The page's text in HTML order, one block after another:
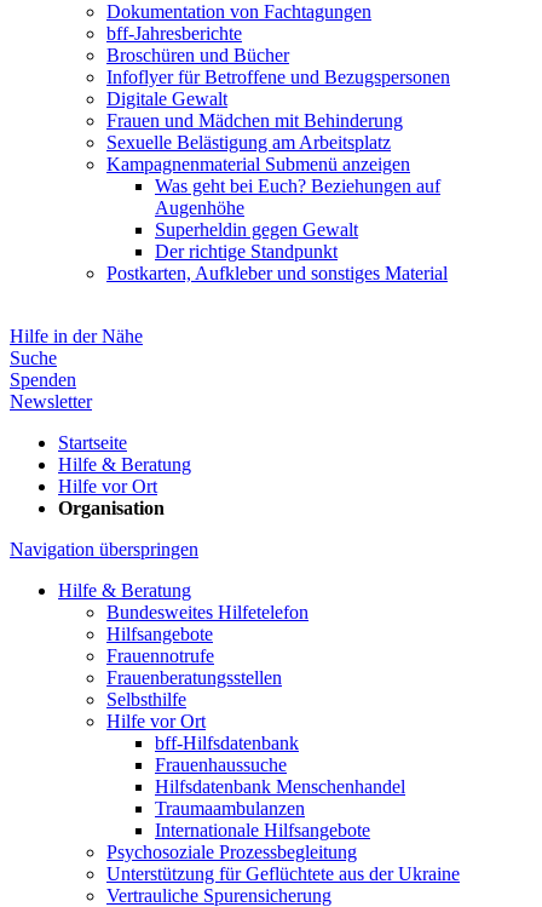
Dokumentation von Fachtagungen
bff-Jahresberichte
Broschüren und Bücher
Infoflyer für Betroffene und Bezugspersonen
Digitale Gewalt
Frauen und Mädchen mit Behinderung
Sexuelle Belästigung am Arbeitsplatz
Kampagnenmaterial Submenü anzeigen
Was geht bei Euch? Beziehungen auf
Augenhöhe
Superheldin gegen Gewalt
Der richtige Standpunkt
Postkarten, Aufkleber und sonstiges Material
Hilfe in der Nähe
Suche
Spenden
Newsletter
Startseite
Hilfe & Beratung
Hilfe vor Ort
Organisation
Navigation überspringen
Hilfe & Beratung
Bundesweites Hilfetelefon
Hilfsangebote
Frauennotrufe
Frauenberatungsstellen
Selbsthilfe
Hilfe vor Ort
bff-Hilfsdatenbank
Frauenhaussuche
Hilfsdatenbank Menschenhandel
Traumaambulanzen
Internationale Hilfsangebote
Psychosoziale Prozessbegleitung
Unterstützung für Geflüchtete aus der Ukraine
Vertrauliche Spurensicherung